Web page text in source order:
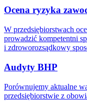
Ocena ryzyka
W przedsiębiorstwach
prowadzić kompetentni
i zdroworozsądkowy
Audyty BHP
Porównujemy aktualne
przedsiębiorstwie z